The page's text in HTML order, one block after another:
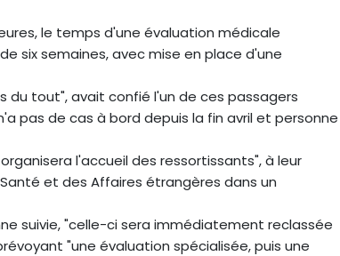
le temps d'une évaluation médicale
six semaines, avec mise en place d'une
du tout", avait confié l'un de ces passagers
pas de cas à bord depuis la fin avril et personne
l'accueil des ressortissants", à leur
et des Affaires étrangères dans un
suivie, "celle-ci sera immédiatement reclassée
"une évaluation spécialisée, puis une